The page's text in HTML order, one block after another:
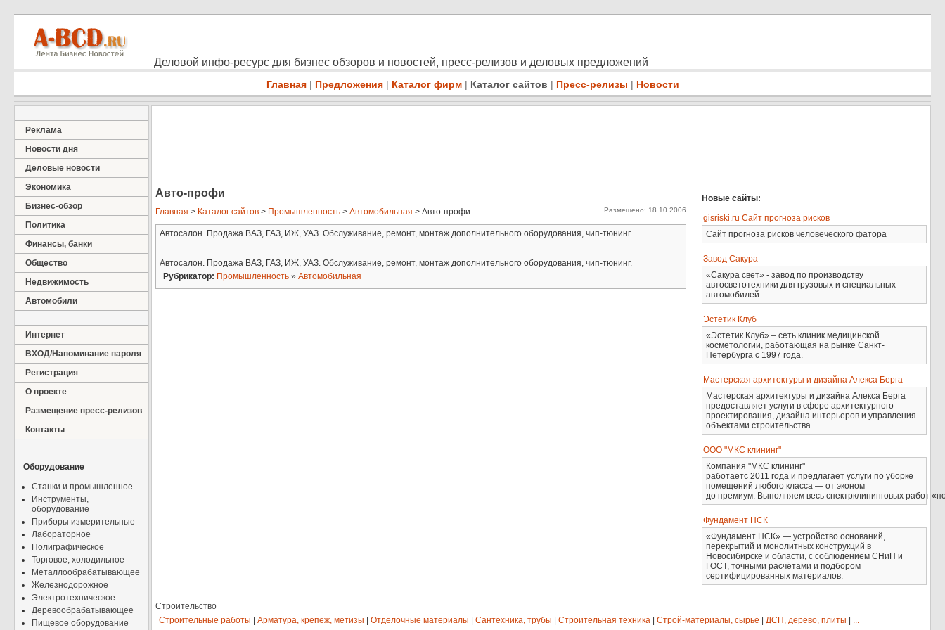
Деловой инфо-ресурс для бизнес обзоров и новостей, пресс-релизов и деловых предложений
Главная | Предложения | Каталог фирм | Каталог сайтов | Пресс-релизы | Новости
Реклама
Новости дня
Деловые новости
Экономика
Бизнес-обзор
Политика
Финансы, банки
Общество
Недвижимость
Автомобили
Интернет
ВХОД/Напоминание пароля
Регистрация
О проекте
Размещение пресс-релизов
Контакты
Оборудование
Станки и промышленное
Инструменты,
оборудование
Приборы измерительные
Лабораторное
Полиграфическое
Торговое, холодильное
Металлообрабатывающее
Железнодорожное
Электротехническое
Деревообрабатывающее
Пищевое оборудование
Авто-профи
Главная > Каталог сайтов > Промышленность > Автомобильная > Авто-профи Размещено: 18.10.2006
Автосалон. Продажа ВАЗ, ГАЗ, ИЖ, УАЗ. Обслуживание, ремонт, монтаж дополнительного оборудования, чип-тюнинг.
Автосалон. Продажа ВАЗ, ГАЗ, ИЖ, УАЗ. Обслуживание, ремонт, монтаж дополнительного оборудования, чип-тюнинг.
Рубрикатор: Промышленность » Автомобильная
Новые сайты:
gisriski.ru Сайт прогноза рисков
Сайт прогноза рисков человеческого фатора
Завод Сакура
«Сакура свет» - завод по производству
автосветотехники для грузовых и специальных
автомобилей.
Эстетик Клуб
«Эстетик Клуб» – сеть клиник медицинской
косметологии, работающая на рынке Санкт-
Петербурга с 1997 года.
Мастерская архитектуры и дизайна Алекса Берга
Мастерская архитектуры и дизайна Алекса Берга
предоставляет услуги в сфере архитектурного
проектирования, дизайна интерьеров и управления
объектами строительства.
ООО "МКС клининг"
Компания "МКС клининг"
работаетс 2011 года и предлагает услуги по уборке
помещений любого класса — от эконом
до премиум. Выполняем весь спектрклининговых работ
Фундамент НСК
«Фундамент НСК» — устройство оснований,
перекрытий и монолитных конструкций в
Новосибирске и области, с соблюдением СНиП и
ГОСТ, точными расчётами и подбором
сертифицированных материалов.
Строительство
Строительные работы
Арматура, крепеж, метизы Отделочные материалы Сантехника, трубы Строительная техника Строй-материалы, сырье ДСП, дерево, плиты
...